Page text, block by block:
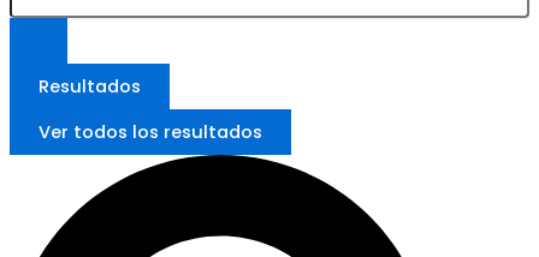
Resultados
Ver todos los resultados